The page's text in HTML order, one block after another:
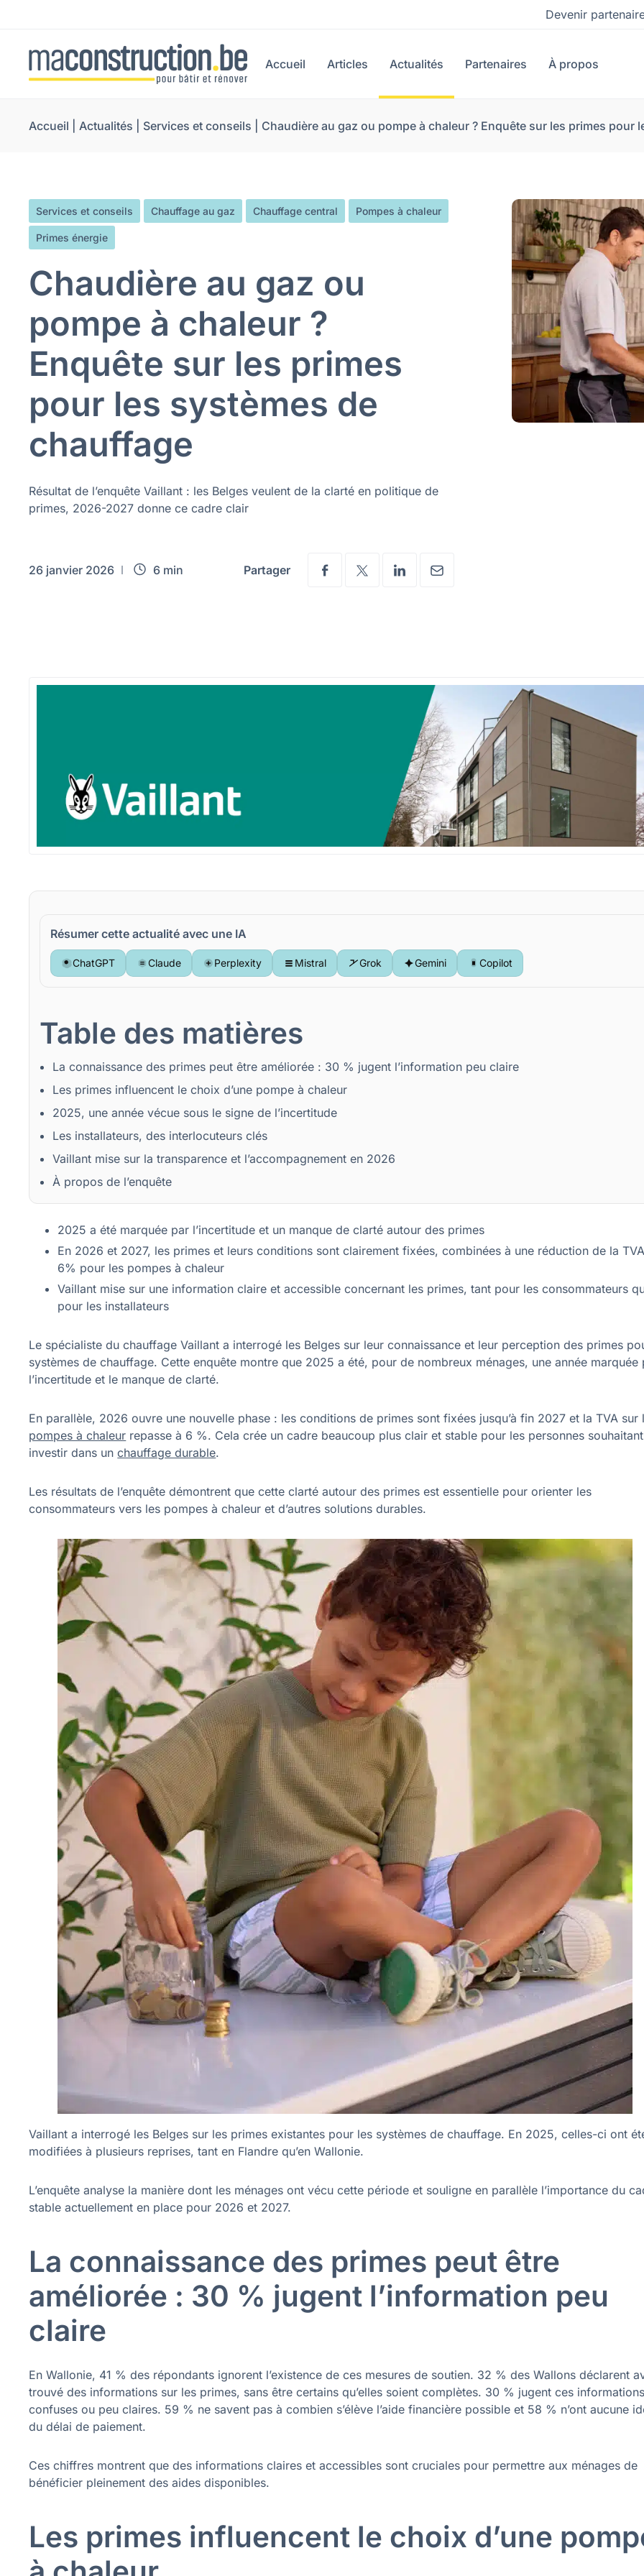
Devenir
Accueil Articles Actualités Partenaires À propos
Accueil |Actualités Services et conseils Chaudière au gaz ou pompe à chaleur ? Enquête sur les primes pour
Services et conseils Chauffage au gaz Chauffage central Pompes à chaleur
Primes énergie
Chaudière au gaz ou
pompe à chaleur ?
Enquête sur les primes
pour les systèmes de
chauffage
Résultat de l’enquête Vaillant : les Belges veulent de la clarté en politique de
primes, 2026-2027 donne ce cadre clair
26 janvier 2026 6 min Partager
Résumer cette actualité avec une IA
ChatGPT Claude Perplexity Mistral Grok Gemini Copilot
Table des matières
La connaissance des primes peut être améliorée : 30 % jugent l’information peu claire
Les primes influencent le choix d’une pompe à chaleur
2025, une année vécue sous le signe de l’incertitude
Les installateurs, des interlocuteurs clés
Vaillant mise sur la transparence et l’accompagnement en 2026
À propos de l’enquête
2025 a été marquée par l’incertitude et un manque de clarté autour des primes
En 2026 et 2027, les primes et leurs conditions sont clairement fixées, combinées à une réduction de la
6% pour les pompes à chaleur
Vaillant mise sur une information claire et accessible concernant les primes, tant pour les consommateurs
pour les installateurs
Le spécialiste du chauffage Vaillant a interrogé les Belges sur leur connaissance et leur perception des primes
systèmes de chauffage. Cette enquête montre que 2025 a été, pour de nombreux ménages, une année marquée
l’incertitude et le manque de clarté.
En parallèle, 2026 ouvre une nouvelle phase : les conditions de primes sont fixées jusqu’à fin 2027 et la TVA sur
pompes à chaleur repasse à 6 %. Cela crée un cadre beaucoup plus clair et stable pour les personnes souhaitant
investir dans unchauffage durable.
Les résultats de l’enquête démontrent que cette clarté autour des primes est essentielle pour orienter les
consommateurs vers les pompes à chaleur et d’autres solutions durables.
Vaillant a interrogé les Belges sur les primes existantes pour les systèmes de chauffage. En 2025, celles-ci ont
modifiées à plusieurs reprises, tant en Flandre qu’en Wallonie.
L’enquête analyse la manière dont les ménages ont vécu cette période et souligne en parallèle l’importance du
stable actuellement en place pour 2026 et 2027.
La connaissance des primes peut être
améliorée : 30 % jugent l’information peu
claire
En Wallonie, 41 % des répondants ignorent l’existence de ces mesures de soutien. 32 % des Wallons déclarent
trouvé des informations sur les primes, sans être certains qu’elles soient complètes. 30 % jugent ces
confuses ou peu claires. 59 % ne savent pas à combien s’élève l’aide financière possible et 58 % n’ont aucune
du délai de paiement.
Ces chiffres montrent que des informations claires et accessibles sont cruciales pour permettre aux ménages de
bénéficier pleinement des aides disponibles.
Les primes influencent le choix d’une